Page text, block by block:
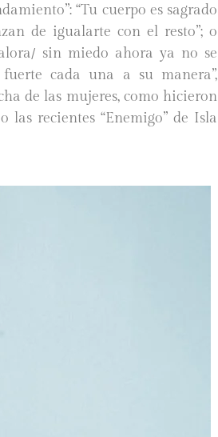
“Tu cuerpo es sagrado
de igualarte con el resto”; o
sin miedo ahora ya no se
cada una a su manera”,
de las mujeres, como hicieron
las recientes “Enemigo” de Isla